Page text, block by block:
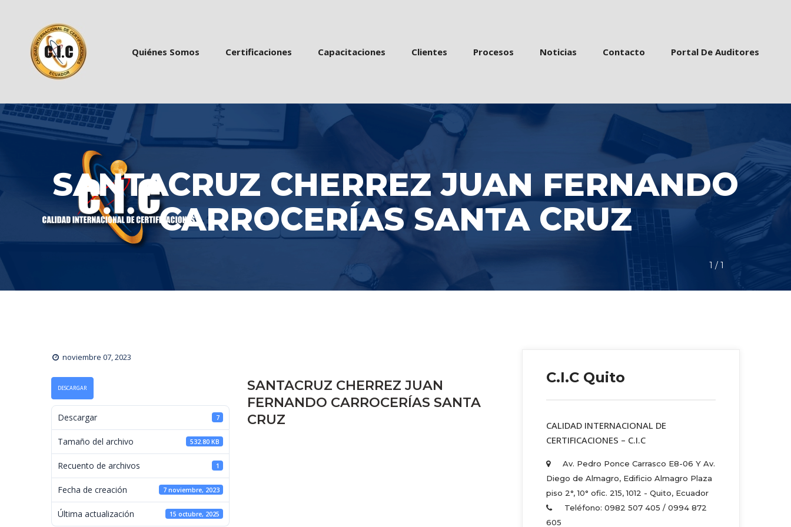
Quiénes Somo Certificacione Capacitacione Cliente Proceso Noticia Contacto Portal De Auditore
1 / 1
SANTACRUZ CHERREZ JUAN FERNANDO
CARROCERÍAS SANTA CRUZ
noviembre 07, 2023
DESCARGAR
Descargar 7
Tamaño del archivo 532.80 KB
Recuento de archivos 1
Fecha de creación 7 noviembre, 2023
Última actualización 15 octubre, 2025
SANTACRUZ CHERREZ JUAN
FERNANDO CARROCERÍAS SANTA
CRUZ
C.I.C Quito
CALIDAD INTERNACIONAL DE
CERTIFICACIONES – C.I.C
Av. Pedro Ponce Carrasco E8-06 Y Av.
Diego de Almagro, Edificio Almagro Plaza
piso 2°, 10° ofic. 215, 1012 - Quito, Ecuador
Teléfono: 0982 507 405 / 0994 872
605